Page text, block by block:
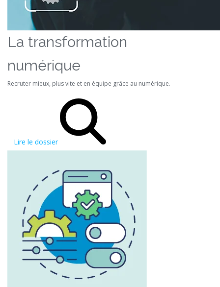
La transformation
numérique
Recruter mieux, plus vite et en équipe grâce au numérique.
Lire le dossier